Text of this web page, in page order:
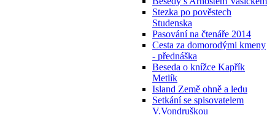
Stezka po pověstech
Studenska
Pasování na čtenáře 2014
Cesta za domorodými kmeny
- přednáška
Beseda o knížce Kapřík
Metlík
Island Země ohně a ledu
Setkání se spisovatelem
V.Vondruškou